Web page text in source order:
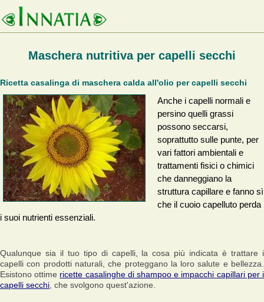
Maschera nutritiva per capelli secchi
Ricetta casalinga di maschera calda all'olio per capelli secchi
Anche i capelli normali e
persino quelli grassi
possono seccarsi,
soprattutto sulle punte, per
vari fattori ambientali e
trattamenti fisici o chimici
che danneggiano la
struttura capillare e fanno sì
che il cuoio capelluto perda
i suoi nutrienti essenziali.
Qualunque sia il tuo tipo di capelli, la cosa più indicata è trattare i
capelli con prodotti naturali, che proteggano la loro salute e bellezza.
Esistono ottime ricette casalinghe di shampoo e impacchi capillari per i
capelli secchi , che svolgono quest'azione.